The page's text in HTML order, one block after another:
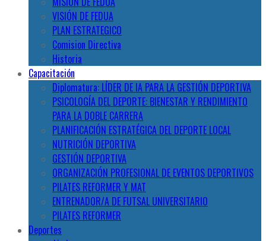
PILATES REFORMER Y MAT
ENTRENADOR/A DE FUTSAL UNIVERSITARIO
PILATES REFORMER
Deportes
Ajedrez
Atletismo
Badminton
Basquet
Basquet 3×3
Beach Futbol
Beach Handball
Beach Rugby
Beach Tenis
Beach Voley
Esgrima
Footgolf
Fútbol